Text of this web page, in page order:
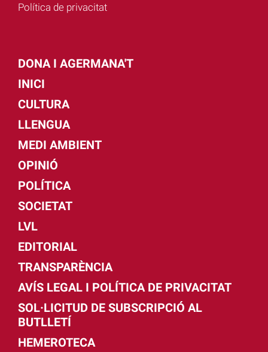
Política de privacitat
DONA I AGERMANA'T
INICI
CULTURA
LLENGUA
MEDI AMBIENT
OPINIÓ
POLÍTICA
SOCIETAT
LVL
EDITORIAL
TRANSPARÈNCIA
AVÍS LEGAL I POLÍTICA DE PRIVACITAT
SOL·LICITUD DE SUBSCRIPCIÓ AL
BUTLLETÍ
HEMEROTECA